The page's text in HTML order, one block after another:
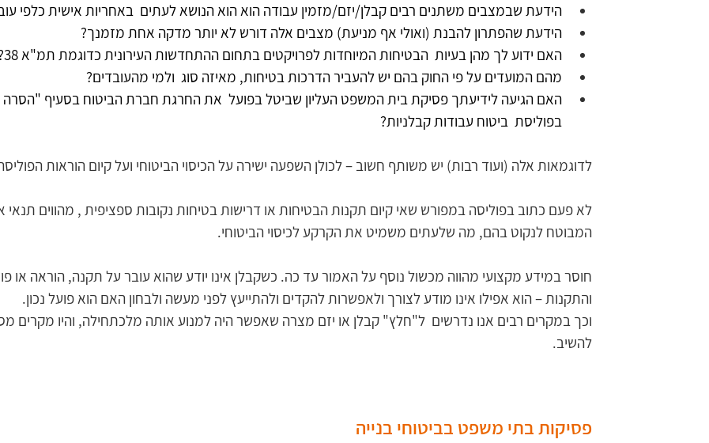
הידעת שבמצבים משתנים רבים קבלן/יזם/מזמין עבודה הוא הוא הנושא לעתים  באחריות אישית כלפי
הידעת שהפתרון להבנת (ואולי אף מניעת) מצבים אלה דורש לא יותר מדקה אחת מזמנך?
האם ידוע לך מהן בעיות  הבטיחות המיוחדות לפרויקטים בתחום ההתחדשות העירונית כדוגמת תמ"א 38?
מהם המועדים על פי החוק בהם יש להעביר הדרכות בטיחות, מאיזה סוג  ולמי מהעובדים?
האם הגיעה לידיעתך פסיקת בית המשפט העליון שביטל בפועל  את החרגת חברת הביטוח בסעיף
בפוליסת  ביטוח עבודות קבלניות?
לדוגמאות אלה (ועוד רבות) יש משותף חשוב – לכולן השפעה ישירה על הכיסוי הביטוחי ועל קיום הוראות
לא פעם כתוב בפוליסה במפורש שאי קיום תקנות הבטיחות או דרישות בטיחות נקובות ספציפית , מהווים
המבוטח לנקוט בהם, מה שלעתים משמיט את הקרקע לכיסוי הביטוחי.
חוסר במידע מקצועי מהווה מכשול נוסף על האמור עד כה. כשקבלן אינו יודע שהוא עובר על תקנה, הוראה או
והתקנות – הוא אפילו אינו מודע לצורך ולאפשרות להקדים ולהתייעץ לפני מעשה ולבחון האם הוא פועל נכון.
וכך במקרים רבים אנו נדרשים  ל"חלץ" קבלן או יזם מצרה שאפשר היה למנוע אותה מלכתחילה, והיו מקרים
להשיב.
פסיקות בתי משפט בביטוחי בנייה